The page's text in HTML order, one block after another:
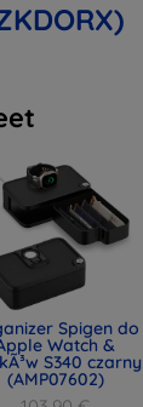
Spigen do
Watch &
S340 czarny
(AMP07602)